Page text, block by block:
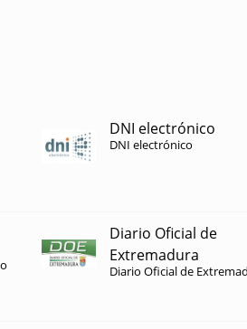
DNI electrónico
DNI electrónico
Diario Oficial de
Extremadura
Diario Oficial de